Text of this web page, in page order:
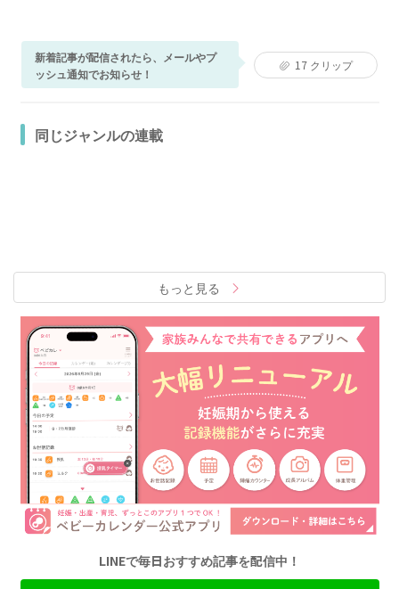
新着記事が配信されたら、メールやプ
ッシュ通知でお知らせ！
17クリップ
同じジャンルの連載
もっと見る
LINEで毎日おすすめ記事を配信中！